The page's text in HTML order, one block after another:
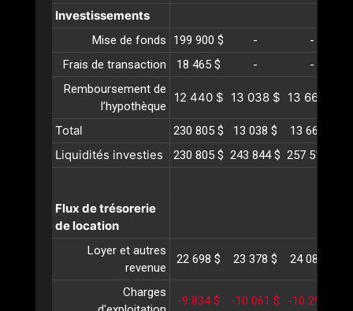
Investissements
Mise de fonds 199 900 $ -
-
Frais de transaction
18 465 $ -
-
Remboursement de
l’hypothèque
12 440 $ 13 038 $ 13 665 $
Total 230 805 $ 13 038 $ 13 665 $
Liquidités investies 230 805 $ 243 844 $ 257 510 $
Flux de trésorerie
de location
Loyer et autres
revenue
22 698 $ 23 378 $ 24 080 $
Charges
-9 834 $ -10 061 $ -10 293 $